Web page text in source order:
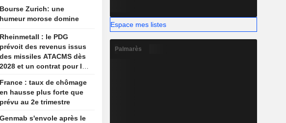
Bourse Zurich: une
humeur morose domine
Rheinmetall : le PDG
prévoit des revenus issus
des missiles ATACMS dès
2028 et un contrat pour le
France : taux de chômage
en hausse plus forte que
prévu au 2e trimestre
Genmab s'envole après le
Espace mes listes
Palmarès